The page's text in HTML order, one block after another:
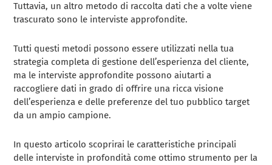
Tuttavia, un altro metodo di raccolta dati che a volte viene
trascurato sono le interviste approfondite.
Tutti questi metodi possono essere utilizzati nella tua
strategia completa di gestione dell’esperienza del cliente,
ma le interviste approfondite possono aiutarti a
raccogliere dati in grado di offrire una ricca visione
dell’esperienza e delle preferenze del tuo pubblico target
da un ampio campione.
In questo articolo scoprirai le caratteristiche principali
delle interviste in profondità come ottimo strumento per la